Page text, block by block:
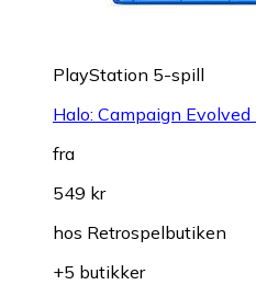
PlayStation 5-spill
Halo: Campaign Evolved
fra
549 kr
hos Retrospelbutiken
+5 butikker